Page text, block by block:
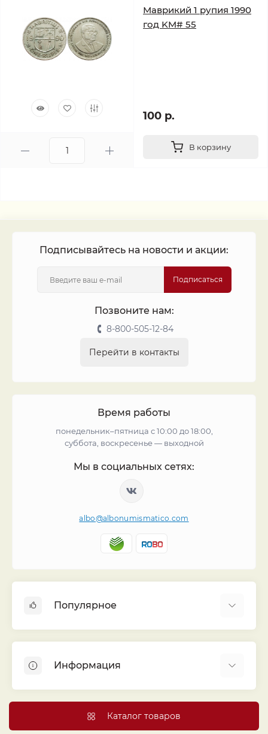
Маврикий 1 рупия 1990
год KM# 55
100 р.
В корзину
Подписывайтесь на новости и акции:
Подписаться
Позвоните нам:
8-800-505-12-84
Перейти в контакты
Время работы
понедельник–пятница с 10:00 до 18:00,
суббота, воскресенье — выходной
Мы в социальных сетях:
albo@albonumismatico.com
Популярное
Монеты
Банкноты
Листы для монет
Капсулы и холдеры
Информация
Договор публичной оферты
Каталог товаров